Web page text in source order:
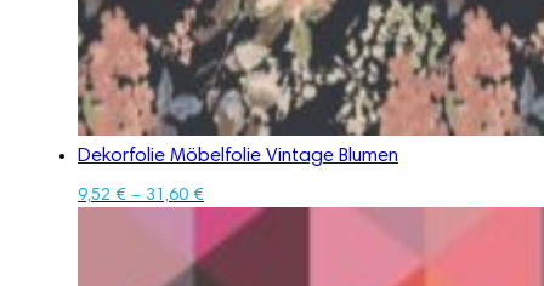
Dekorfolie Möbelfolie Vintage Blumen
9,52 € – 31,60 €